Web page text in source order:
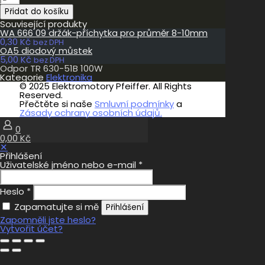
TR
630-
51B
100W
množství
Přidat do košíku
Související produkty
WA 666 09 držák-příchytka pro průměr 8-10mm
0,30 Kč bez DPH
OA5 diodový můstek
5,00 Kč bez DPH
Odpor TR 630-51B 100W
Kategorie Elektronika
© 2025 Elektromotory Pfeiffer. All Rights
Reserved.
Přečtěte si naše Smluvní podmínkya
Zásady ochrany osobních údajů.
0
0,00 Kč
✕
Přihlášení
Uživatelské jméno nebo e-mail *
Heslo *
Zapamatujte si mě
Přihlášení
Zapomněli jste heslo?
Vytvořit účet?